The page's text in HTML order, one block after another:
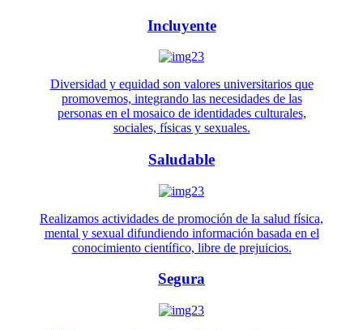
Incluyente
Diversidad y equidad son valores universitarios que
promovemos, integrando las necesidades de las
personas en el mosaico de identidades culturales,
sociales, físicas y sexuales.
Saludable
Realizamos actividades de promoción de la salud física,
mental y sexual difundiendo información basada en el
conocimiento científico, libre de prejuicios.
Segura